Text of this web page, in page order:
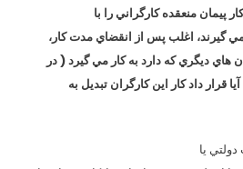
پيمان منعقده كارگراني را با
گيرند، اغلب پس از انقضاي مدت كار،
هاي ديگري كه دارد به كار مي گيرد ( در
قرار داد كار اين كارگران تبديل به
يا